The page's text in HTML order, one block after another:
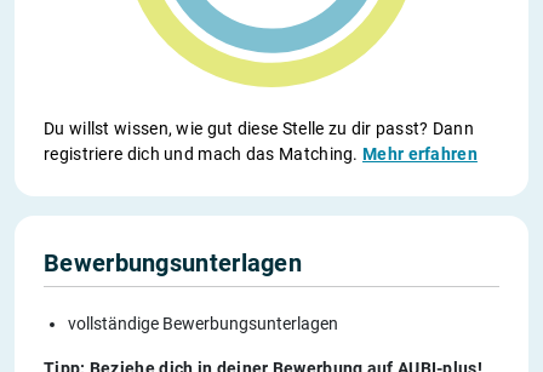
Du willst wissen, wie gut diese Stelle zu dir passt? Dann
registriere dich und mach das Matching.Mehr erfahren
Bewerbungsunterlagen
vollständige Bewerbungsunterlagen
Tipp: Beziehe dich in deiner Bewerbung auf AUBI-plus!